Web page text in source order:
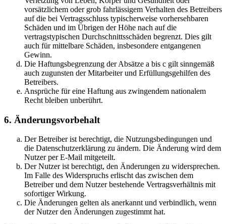
vorsätzlichem oder grob fahrlässigem Verhalten des Betreibers
auf die bei Vertragsschluss typischerweise vorhersehbaren
Schäden und im Übrigen der Höhe nach auf die
vertragstypischen Durchschnittsschäden begrenzt. Dies gilt
auch für mittelbare Schäden, insbesondere entgangenen
Gewinn.
Die Haftungsbegrenzung der Absätze a bis c gilt sinngemäß
auch zugunsten der Mitarbeiter und Erfüllungsgehilfen des
Betreibers.
Ansprüche für eine Haftung aus zwingendem nationalem
Recht bleiben unberührt.
6. Änderungsvorbehalt
Der Betreiber ist berechtigt, die Nutzungsbedingungen und
die Datenschutzerklärung zu ändern. Die Änderung wird dem
Nutzer per E-Mail mitgeteilt.
Der Nutzer ist berechtigt, den Änderungen zu widersprechen.
Im Falle des Widerspruchs erlischt das zwischen dem
Betreiber und dem Nutzer bestehende Vertragsverhältnis mit
sofortiger Wirkung.
Die Änderungen gelten als anerkannt und verbindlich, wenn
der Nutzer den Änderungen zugestimmt hat.